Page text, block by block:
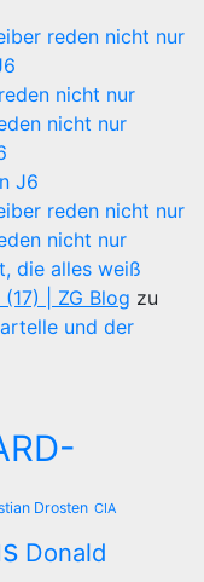
reden nicht nur
nicht nur
nicht nur
J6
reden nicht nur
nicht nur
die alles weiß
| ZG Blog zu
und der
Drosten CIA
Donald